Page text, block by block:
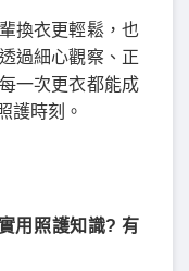
換衣更輕鬆，也
過細心觀察、正
一次更衣都能成
護時刻。
用照護知識? 有